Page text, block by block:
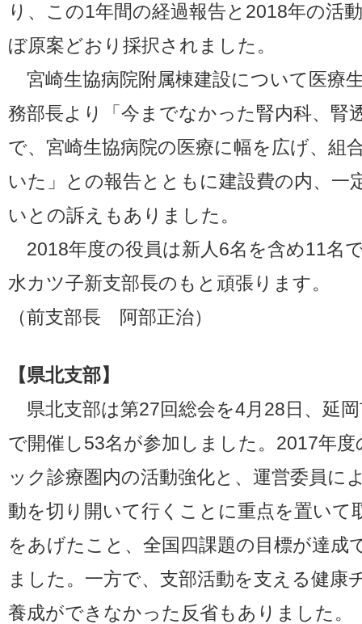
り、この1年間の経過報告と2018年の活
ぼ原案どおり採択されました。
宮崎生協病院附属棟建設について医療
務部長より「今までなかった腎内科、腎
で、宮崎生協病院の医療に幅を広げ、組
いた」との報告とともに建設費の内、一
いとの訴えもありました。
2018年度の役員は新人6名を含め11名
水カツ子新支部長のもと頑張ります。
（前支部長 阿部正治）
【県北支部】
県北支部は第27回総会を4月28日、延
で開催し53名が参加しました。2017年
ック診療圏内の活動強化と、運営委員に
動を切り開いて行くことに重点を置いて
をあげたこと、全国四課題の目標が達成
ました。一方で、支部活動を支える健康
養成ができなかった反省もありました。